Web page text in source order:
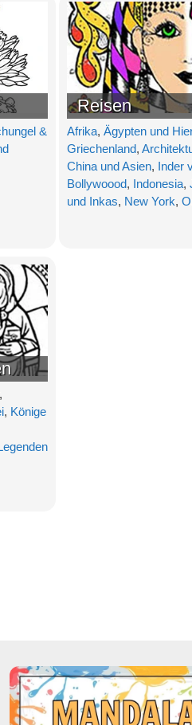
&
Reisen
Afrika,Ägypten und
Griechenland,
China und Asien, Inder
Bollywoood, Indonesia,
und Inkas, New York,
,
, Könige